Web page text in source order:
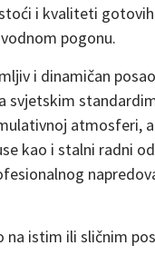
i kvaliteti
pogonu.
i dinamičan
svjetskim
atmosferi,
kao i stalni radni
na istim ili sličnim